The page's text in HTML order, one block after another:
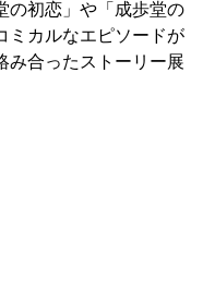
の初恋」や「成歩堂の
ミカルなエピソードが
み合ったストーリー展